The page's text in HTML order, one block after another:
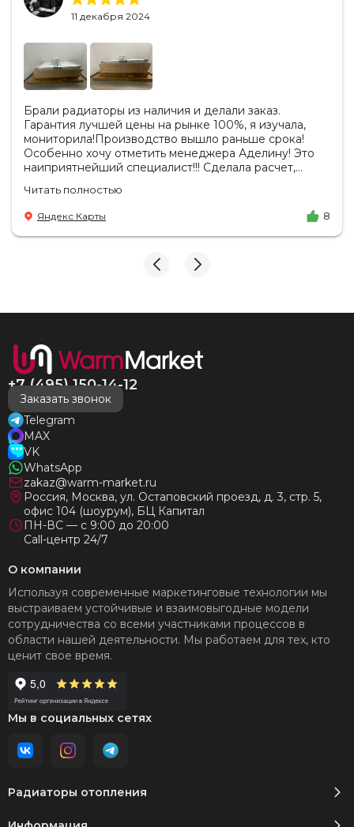
11 декабря 2024
Брали радиаторы из наличия и делали заказ.
Гарантия лучшей цены на рынке 100%, я изучала,
мониторила!Производство вышло раньше срока!
Особенно хочу отметить менеджера Аделину! Это
наиприятнейший специалист!!! Сделала расчет,
цену. Всегда на связи, на все вопросы есть ответы.
Доставка на удобный день, удобное время! Никаких
замечаний, только бесконечное удовольствие от
взаимодействия с ней. Вот это я понимаю - ЛИЦО
И надеюсь наши чудесные радиаторы будут греть
Читать полностью
Яндекс Карты 8
+7 (495) 150-14-12
Заказать звонок
Telegram
MAX
VK
WhatsApp
zakaz@warm-market.ru
Россия, Москва, ул. Остаповский проезд, д. 3, стр. 5,
офис 104 (шоурум), БЦ Капитал
ПН-ВС — с 9:00 до 20:00
Call-центр 24/7
Радиаторы отопления
О компании
Используя современные маркетинговые технологии мы
выстраиваем устойчивые и взаимовыгодные модели
сотрудничества со всеми участниками процессов в
области нашей деятельности. Мы работаем для тех, кто
ценит свое время.
Мы в социальных сетях